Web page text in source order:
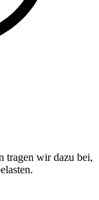
tragen wir dazu bei,